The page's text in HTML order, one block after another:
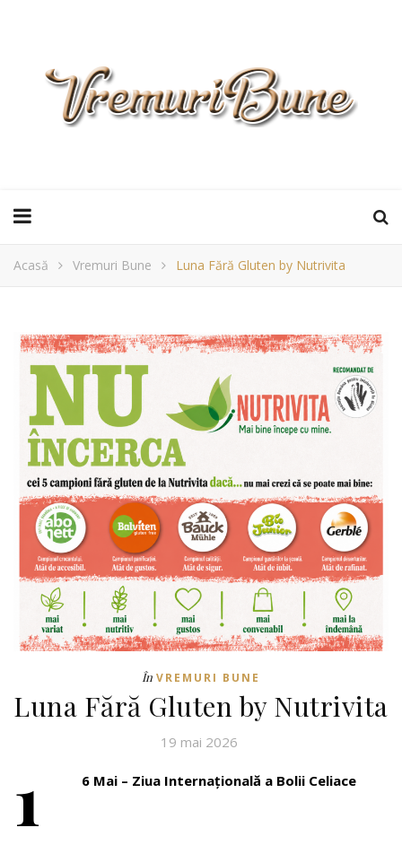
Acasă Vremuri Bune Luna Fără Gluten by Nutrivita
În VREMURI BUNE
Luna Fără Gluten by Nutrivita
19 mai 2026
1 6 Mai – Ziua Internațională a Bolii Celiace